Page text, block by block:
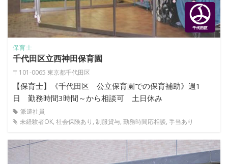
保育士
千代田区立西神田保育園
〒101-0065 東京都千代田区
【保育士】《千代田区 公立保育園での保育補助》週1
日 勤務時間3時間～から相談可 土日休み
派遣社員
未経験者OK, 社会保険あり, 制服貸与, 勤務時間応相談, 手当あり